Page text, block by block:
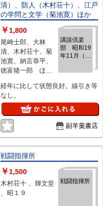
清）、防人（木村荘十）、江戸
の学問と文学（菊池寛）ほか
講談倶楽
部 昭和19
年11月（第
号）―篝火
郎）、近江
清）、防人
（木村荘
の学問と文
￥ 1,800
尾崎士郎、大林
清、木村荘十、菊
池寛、納言恭平、
徳富猪一郎 ほか
談社 、1944
経年に比して状態良好。線引き等
なし。
副羊羹書店
戦闘指揮所
戦闘指揮所
￥ 1,500
木村荘十 、輝文堂
、昭１９